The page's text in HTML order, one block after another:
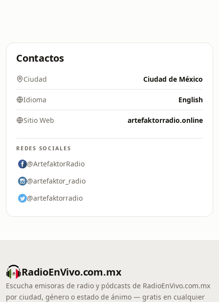
Contactos
Ciudad Ciudad de México
Idioma English
Sitio Web artefaktorradio.online
REDES SOCIALES
@ArtefaktorRadio
@artefaktor_radio
@artefaktorradio
RadioEnVivo.com.mx
Escucha emisoras de radio y pódcasts de RadioEnVivo.com.mx
por ciudad, género o estado de ánimo — gratis en cualquier